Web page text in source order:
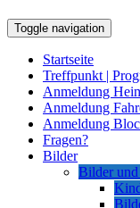
Toggle navigation
Startseite
Treffpunkt |
Anmeldung
Anmeldung
Anmeldung
Fragen?
Bilder
Bilder